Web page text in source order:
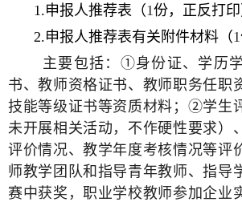
1.申报人推荐表（1份，正反打印
2.申报人推荐表有关附件材料（1
主要包括： ①身份证、学历
书、教师资格证书、教师职务任职
技能等级证书等资质材料； ②学生
未开展相关活动，不作硬性要求）
评价情况、教学年度考核情况等评
师教学团队和指导青年教师、指导
赛中获奖，职业学校教师参加企业